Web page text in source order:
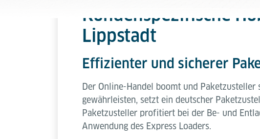
Kundenspezifische
Lippstadt
Effizienter und sicherer
Der Online-Handel boomt und
gewährleisten, setzt ein deutscher
Paketzusteller profitiert bei der Be- und
Anwendung des Express Loaders.